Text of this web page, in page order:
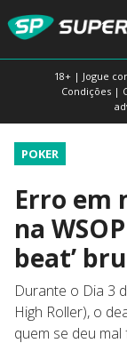
18+ | Jogue
Condições |
POKER
Erro em
na
beat’
Durante o Dia 3
High Roller), o
quem se deu